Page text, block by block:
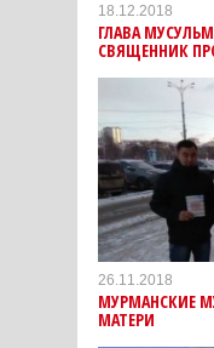
18.12.2018
ГЛАВА
СВЯЩЕННИК
26.11.2018
МУРМАНСКИЕ
МАТЕРИ